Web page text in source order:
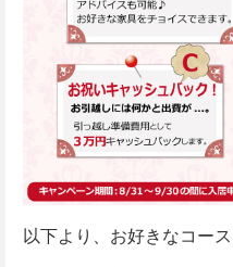
以下より、お好きなコー